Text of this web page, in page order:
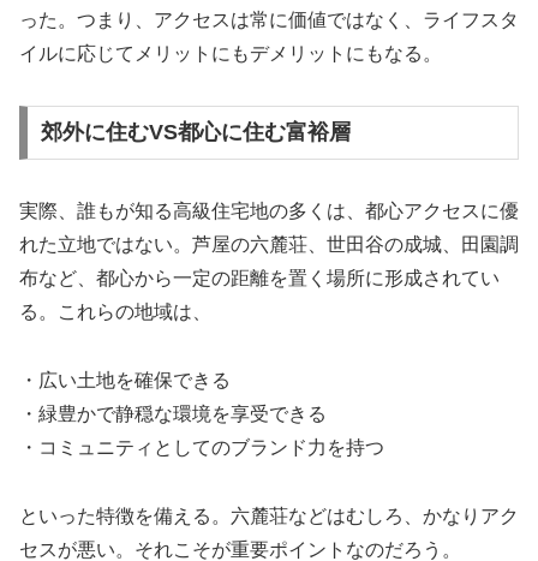
った。つまり、アクセスは常に価値ではなく、ライフスタ
イルに応じてメリットにもデメリットにもなる。
郊外に住むVS都心に住む富裕層
実際、誰もが知る高級住宅地の多くは、都心アクセスに優
れた立地ではない。芦屋の六麓荘、世田谷の成城、田園調
布など、都心から一定の距離を置く場所に形成されてい
る。これらの地域は、
・広い土地を確保できる
・緑豊かで静穏な環境を享受できる
・コミュニティとしてのブランド力を持つ
といった特徴を備える。六麓荘などはむしろ、かなりアク
セスが悪い。それこそが重要ポイントなのだろう。